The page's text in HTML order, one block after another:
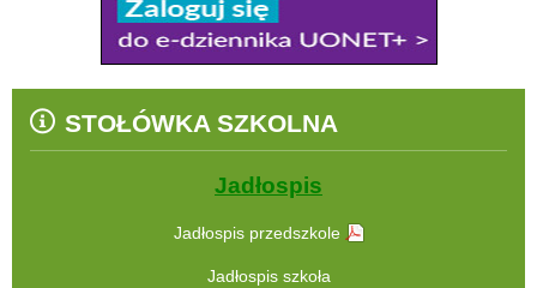
STOŁÓWKA SZKOLNA
Jadłospis
Jadłospis przedszkole
Jadłospis szkoła